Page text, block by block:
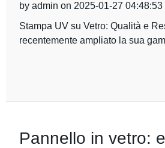
by admin on 2025-01-27 04:48:53
Stampa UV su Vetro: Qualità e
recentemente ampliato la sua
Pannello in vetro: